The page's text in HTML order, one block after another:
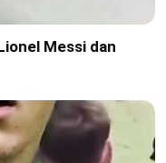
Messi dan